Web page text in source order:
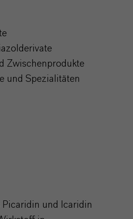
Zwischenprodukte
und Spezialitäten
und Icaridin